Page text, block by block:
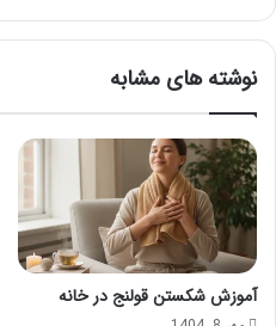
نوشته های مشابه
آموزش شکستن قولنج در خانه